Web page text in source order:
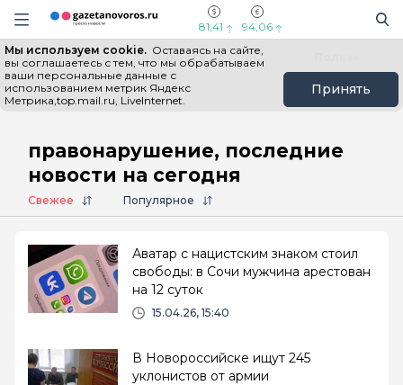
Информационный портал "ГазетаНоворос.ру"
Навигация сайта
81,41 94,06
Мы используем cookie. Оставаясь на сайте,
вы соглашаетесь с тем, что мы обрабатываем
ваши персональные данные с
использованием метрик Яндекс
Метрика,top.mail.ru, LiveInternet.
Принять
Все новости Новости России
Главная # правонарушение
правонарушение, последние
новости на сегодня
Свежее Популярное
Аватар с нацистским знаком стоил
свободы: в Сочи мужчина арестован
на 12 суток
15.04.26, 15:40
В Новороссийске ищут 245
уклонистов от армии